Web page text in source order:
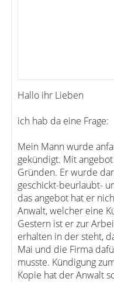
Hallo ihr Lieben
ich hab da eine Frage:
Mein Mann wurde
gekündigt. Mit
Gründen. Er wurde
geschickt-beurlaubt-
das angebot hat er
Anwalt, welcher eine
Gestern ist er zur
erhalten in der steht,
Mai und die Firma
musste. Kündigung
Kopie hat der Anwalt